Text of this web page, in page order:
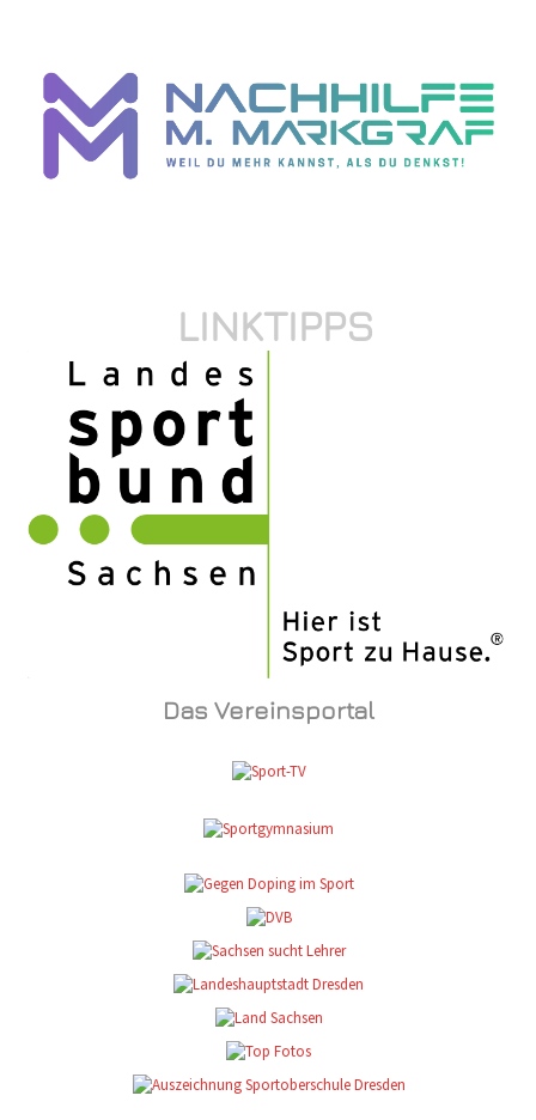
LINKTIPPS
Das Vereinsportal